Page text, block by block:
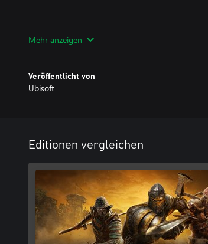
Mehr anzeigen
Veröffentlicht von
Ubisoft
Editionen vergleichen